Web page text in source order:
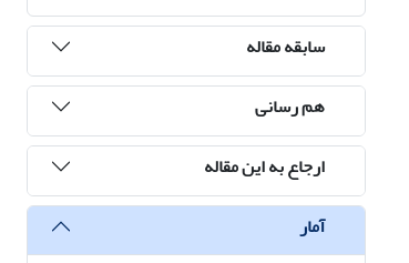
سابقه مقاله
هم رسانی
ارجاع به این مقاله
آمار